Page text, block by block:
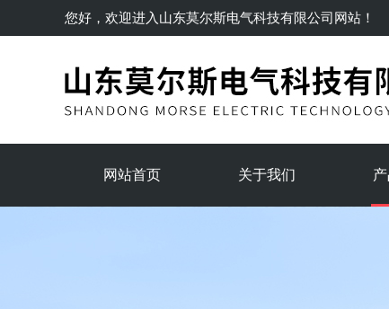
您好，欢迎进入 山东莫尔斯电气科技有限公司网站！
网站首页 关于我们